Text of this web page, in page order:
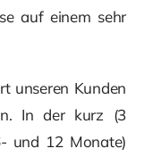
auf einem sehr
unseren Kunden
In der kurz (3
und 12 Monate)